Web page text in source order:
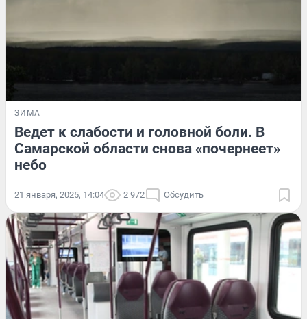
ЗИМА
Ведет к слабости и головной боли. В
Самарской области снова «почернеет»
небо
21 января, 2025, 14:04 2 972 Обсудить